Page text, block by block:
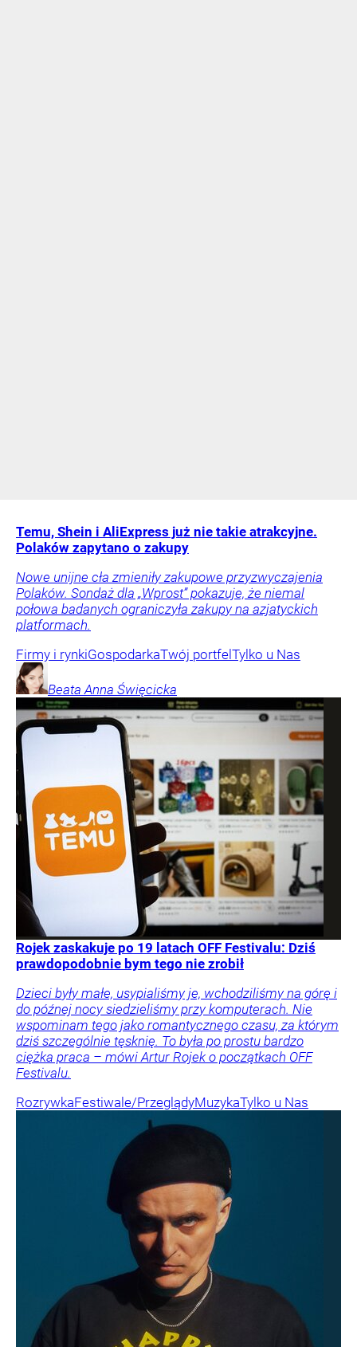
Temu, Shein i AliExpress już nie takie atrakcyjne.
Polaków zapytano o zakupy
Nowe unijne cła zmieniły zakupowe przyzwyczajenia
Polaków. Sondaż dla „Wprost” pokazuje, że niemal
połowa badanych ograniczyła zakupy na azjatyckich
platformach.
Firmy i rynkiGospodarkaTwój portfel Tylko u Nas
Beata Anna Święcicka
Rojek zaskakuje po 19 latach OFF Festivalu: Dziś
prawdopodobnie bym tego nie zrobił
Dzieci były małe, usypialiśmy je, wchodziliśmy na górę i
do późnej nocy siedzieliśmy przy komputerach. Nie
wspominam tego jako romantycznego czasu, za którym
dziś szczególnie tęsknię. To była po prostu bardzo
ciężka praca – mówi Artur Rojek o początkach OFF
Festivalu.
RozrywkaFestiwale/PrzeglądyMuzykaTylko u Nas